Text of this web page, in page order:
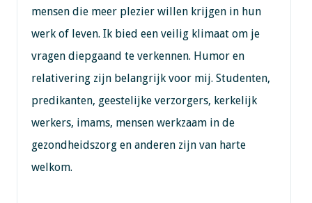
mensen die meer plezier willen krijgen in hun
werk of leven. Ik bied een veilig klimaat om je
vragen diepgaand te verkennen. Humor en
relativering zijn belangrijk voor mij. Studenten,
predikanten, geestelijke verzorgers, kerkelijk
werkers, imams, mensen werkzaam in de
gezondheidszorg en anderen zijn van harte
welkom.